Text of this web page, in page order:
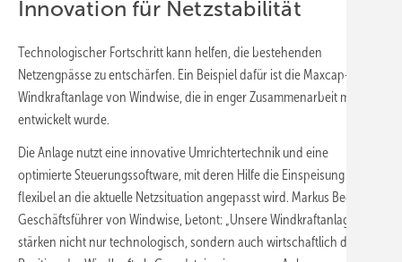
Innovation für Netzstabilität
Technologischer Fortschritt kann helfen, die bestehenden
Netzengpässe zu entschärfen. Ein Beispiel dafür ist die Maxcap-
Windkraftanlage von Windwise, die in enger Zusammenarbeit mit ABB
entwickelt wurde.
Die Anlage nutzt eine innovative Umrichtertechnik und eine
optimierte Steuerungssoftware, mit deren Hilfe die Einspeisung
flexibel an die aktuelle Netzsituation angepasst wird. Markus Becker,
Geschäftsführer von Windwise, betont: „Unsere Windkraftanlagen
stärken nicht nur technologisch, sondern auch wirtschaftlich die